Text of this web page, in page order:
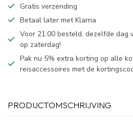
Gratis verzending
Betaal later met Klarna
Voor 21:00 besteld, dezelfde dag
op zaterdag!
Pak nu 5% extra korting op alle
reisaccessoires met de
PRODUCTOMSCHRIJVING